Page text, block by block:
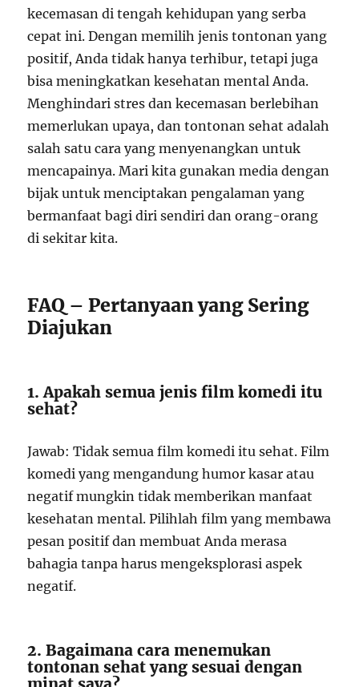
kecemasan di tengah kehidupan yang serba
cepat ini. Dengan memilih jenis tontonan yang
positif, Anda tidak hanya terhibur, tetapi juga
bisa meningkatkan kesehatan mental Anda.
Menghindari stres dan kecemasan berlebihan
memerlukan upaya, dan tontonan sehat adalah
salah satu cara yang menyenangkan untuk
mencapainya. Mari kita gunakan media dengan
bijak untuk menciptakan pengalaman yang
bermanfaat bagi diri sendiri dan orang-orang
di sekitar kita.
FAQ – Pertanyaan yang Sering
Diajukan
1. Apakah semua jenis film komedi itu
sehat?
Jawab: Tidak semua film komedi itu sehat. Film
komedi yang mengandung humor kasar atau
negatif mungkin tidak memberikan manfaat
kesehatan mental. Pilihlah film yang membawa
pesan positif dan membuat Anda merasa
bahagia tanpa harus mengeksplorasi aspek
negatif.
2. Bagaimana cara menemukan
tontonan sehat yang sesuai dengan